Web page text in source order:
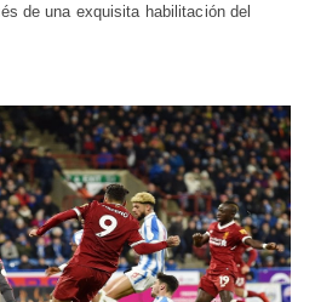
de una exquisita habilitación del